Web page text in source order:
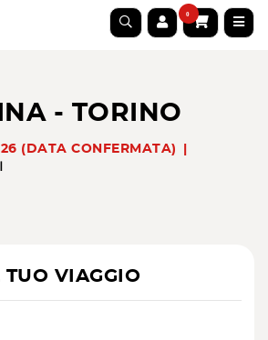
0
- TORINO
(DATA CONFERMATA)
TUO VIAGGIO